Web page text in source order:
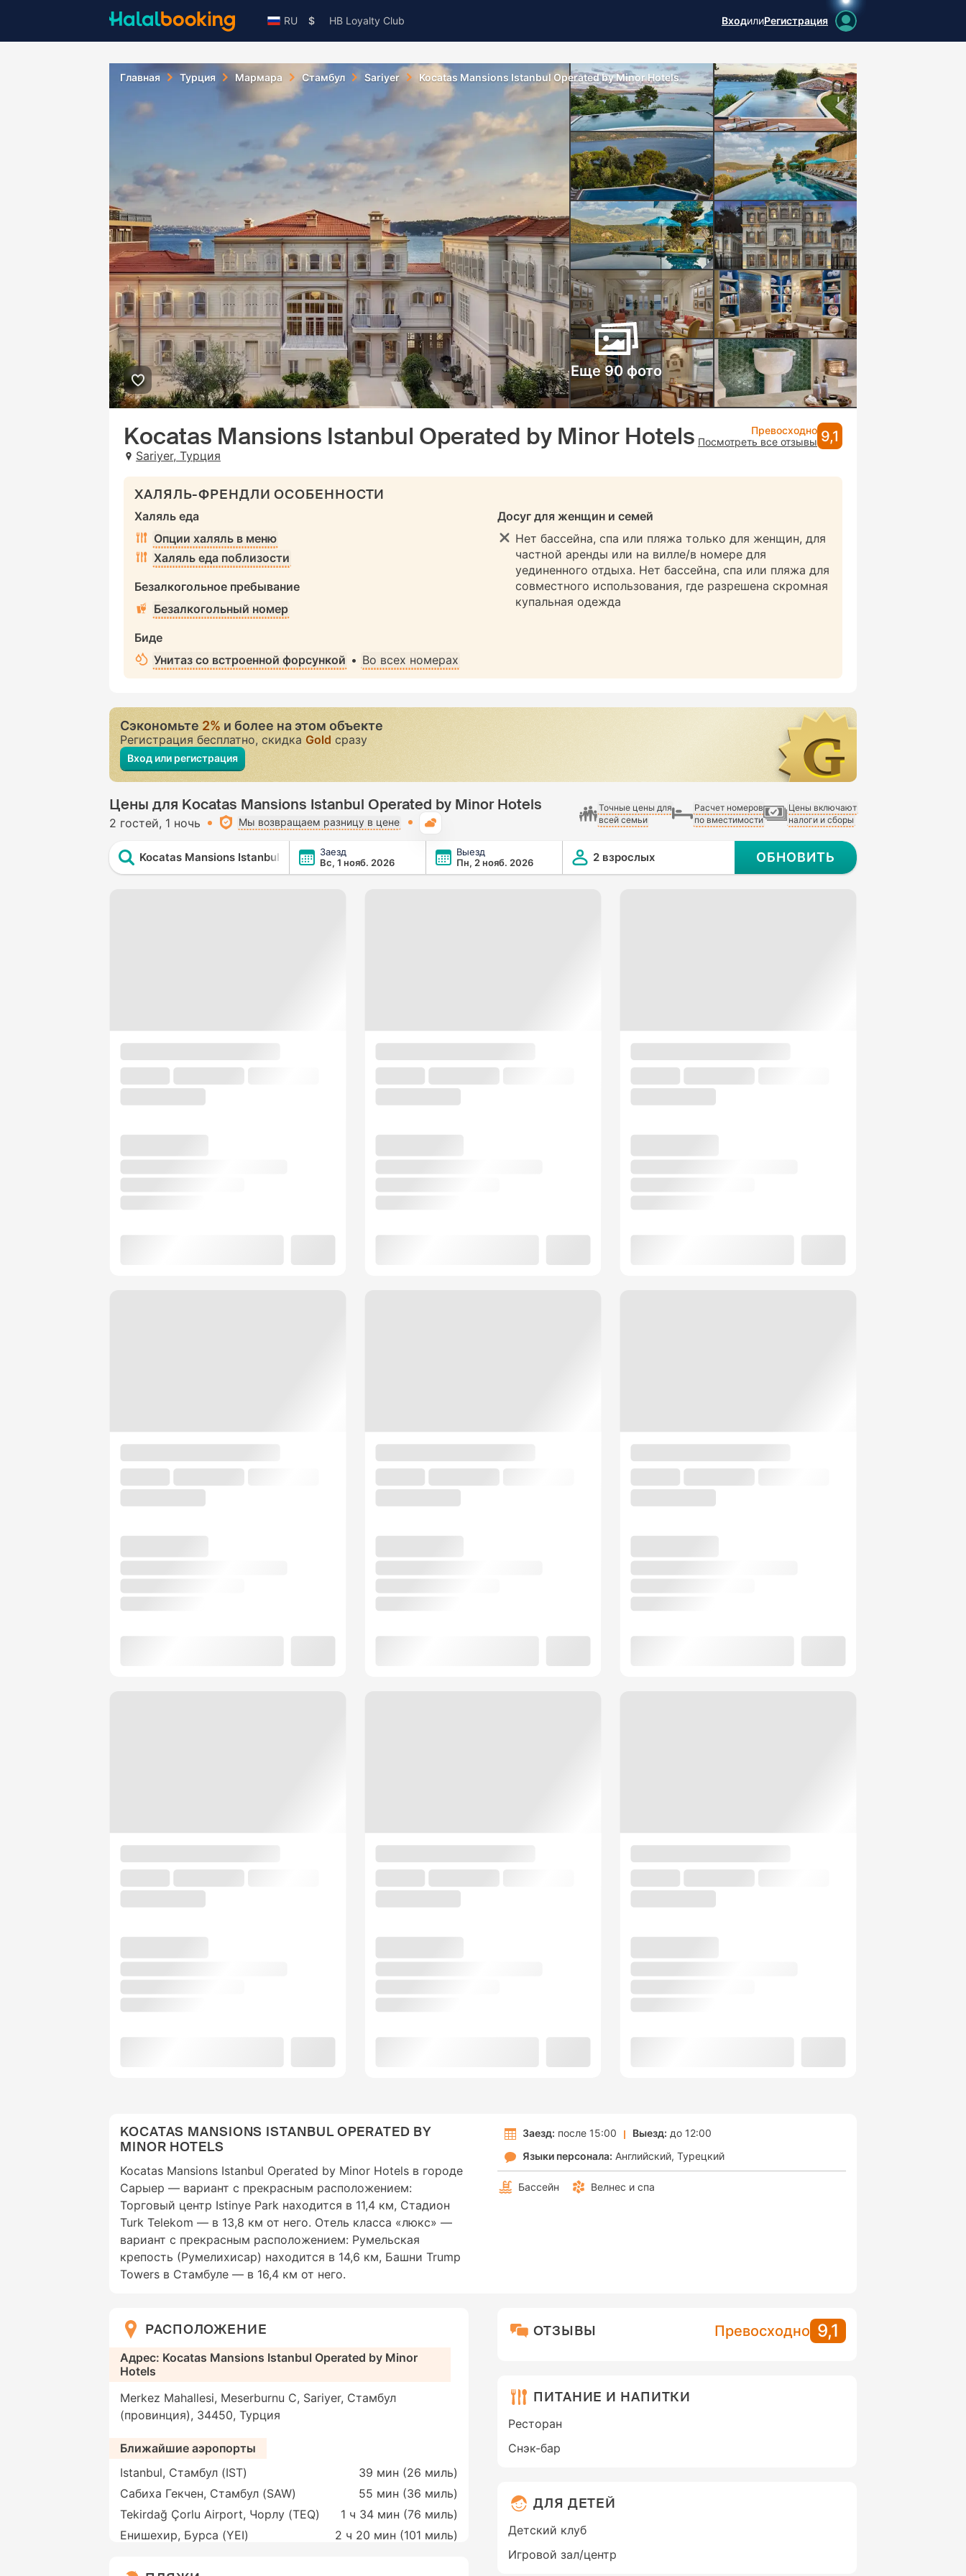
RU $ HB Loyalty Club ВходилиРегистрация
Главная Турция Мармара Стамбул Sariyer Kocatas Mansions Istanbul Operated by Minor Hotels
Еще 90 фото
Kocatas Mansions Istanbul Operated by Minor Hotels
Sariyer, Турция
Превосходно
Посмотреть все отзывы 9,1
ХАЛЯЛЬ-ФРЕНДЛИ ОСОБЕННОСТИ
Халяль еда
Опции халяль в меню
Халяль еда поблизости
Безалкогольное пребывание
Безалкогольный номер
Биде
Унитаз со встроенной форсункой • Во всех номерах
Досуг для женщин и семей
Нет бассейна, спа или пляжа только для женщин, для
частной аренды или на вилле/в номере для
уединенного отдыха. Нет бассейна, спа или пляжа для
совместного использования, где разрешена скромная
купальная одежда
Сэкономьте2%и более на этом объекте
Регистрация бесплатно, скидкаGoldсразу
Вход или регистрация
Цены для Kocatas Mansions Istanbul Operated by Minor Hotels
2 гостей 1 ночь Мы возвращаем разницу в цене
Точные цены для
всей семьи
Расчет номеров
по вместимости
Цены включают
налоги и сборы
Kocatas Mansions Istanbul Operated by Minor Hotels
Заезд
Вс, 1 нояб. 2026
Выезд
Пн, 2 нояб. 2026
2 взрослых ОБНОВИТЬ
KOCATAS MANSIONS ISTANBUL OPERATED BY
MINOR HOTELS
Kocatas Mansions Istanbul Operated by Minor Hotels в городе
Сарыер — вариант с прекрасным расположением:
Торговый центр Istinye Park находится в 11,4 км, Стадион
Turk Telekom — в 13,8 км от него. Отель класса «люкс» —
вариант с прекрасным расположением: Румельская
крепость (Румелихисар) находится в 14,6 км, Башни Trump
Towers в Стамбуле — в 16,4 км от него.
Заезд: после 15:00 Выезд: до 12:00
Языки персонала: Английский Турецкий
Бассейн Велнес и спа
РАСПОЛОЖЕНИЕ
Адрес: Kocatas Mansions Istanbul Operated by Minor
Hotels
Merkez Mahallesi, Meserburnu C, Sariyer, Стамбул
(провинция), 34450, Турция
Ближайшие аэропорты
Istanbul, Стамбул (IST)
39 мин (26 миль)
Сабиха Гекчен, Стамбул (SAW)
55 мин (36 миль)
Tekirdağ Çorlu Airport, Чорлу (TEQ)
1 ч 34 мин (76 миль)
Енишехир, Бурса (YEI)
2 ч 20 мин (101 миль)
ОТЗЫВЫ Превосходно 9,1
ПИТАНИЕ И НАПИТКИ
Ресторан
Снэк-бар
ДЛЯ ДЕТЕЙ
Детский клуб
Игровой зал/центр